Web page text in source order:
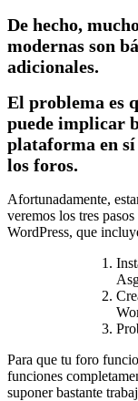
De hecho,
modernas son
adicionales.
El problema es
puede implicar
plataforma en sí
los foros.
Afortunadamente,
veremos los tres
WordPress, que
Para que tu foro
funciones
suponer bastante